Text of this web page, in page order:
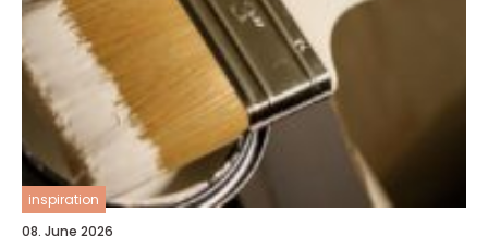
inspiration
08. June 2026